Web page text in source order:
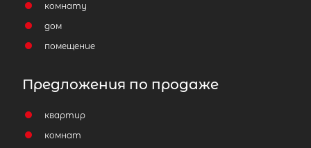
2-комнатная квартира
м , Ленинградская область,
комнату
дом
помещение
Предложения по продаже
квартир
комнат